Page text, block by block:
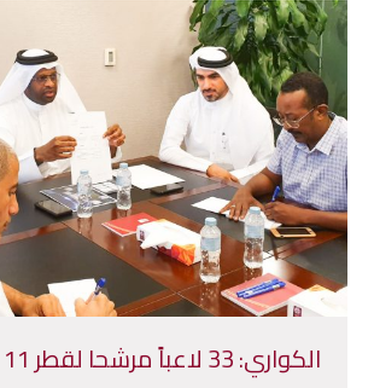
الكواري: 33 لاعباً مرشحا لقطر 11